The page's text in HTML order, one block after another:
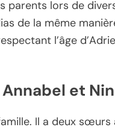
lors de
de la même
l’âge
et
Il a deux sœurs